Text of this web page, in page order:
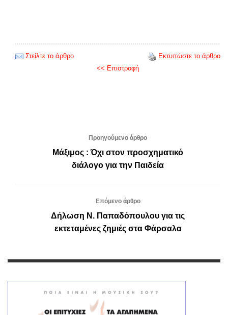
Στείλτε το άρθρο
Εκτυπώστε το άρθρο
<< Επιστροφή
Προηγούμενο άρθρο
Μάξιμος : Όχι στον προσχηματικό
διάλογο για την Παιδεία
Επόμενο άρθρο
Δήλωση Ν. Παπαδόπουλου για τις
εκτεταμένες ζημιές στα Φάρσαλα